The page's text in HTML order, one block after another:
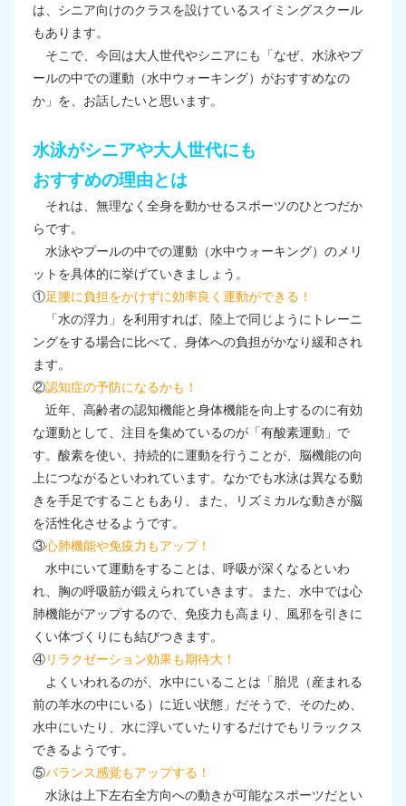
は、シニア向けのクラスを設けているスイミングスクール
もあります。
そこで、今回は大人世代やシニアにも「なぜ、水泳やプ
ールの中での運動（水中ウォーキング）がおすすめなの
か」を、お話したいと思います。
水泳がシニアや大人世代にも
おすすめの理由とは
それは、無理なく全身を動かせるスポーツのひとつだか
らです。
水泳やプールの中での運動（水中ウォーキング）のメリ
ットを具体的に挙げていきましょう。
①足腰に負担をかけずに効率良く運動ができる！
「水の浮力」を利用すれば、陸上で同じようにトレーニ
ングをする場合に比べて、身体への負担がかなり緩和され
ます。
②認知症の予防になるかも！
近年、高齢者の認知機能と身体機能を向上するのに有効
な運動として、注目を集めているのが「有酸素運動」で
す。酸素を使い、持続的に運動を行うことが、脳機能の向
上につながるといわれています。なかでも水泳は異なる動
きを手足ですることもあり、また、リズミカルな動きが脳
を活性化させるようです。
③心肺機能や免疫力もアップ！
水中にいて運動をすることは、呼吸が深くなるといわ
れ、胸の呼吸筋が鍛えられていきます。また、水中では心
肺機能がアップするので、免疫力も高まり、風邪を引きに
くい体づくりにも結びつきます。
④リラクゼーション効果も期待大！
よくいわれるのが、水中にいることは「胎児（産まれる
前の羊水の中にいる）に近い状態」だそうで、そのため、
水中にいたり、水に浮いていたりするだけでもリラックス
できるようです。
⑤バランス感覚もアップする！
水泳は上下左右全方向への動きが可能なスポーツだとい